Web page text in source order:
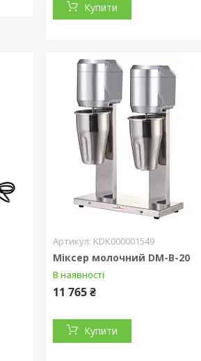
Купити
KDK000001549
Міксер молочний DM-B-20
В наявності
11 765 ₴
Купити